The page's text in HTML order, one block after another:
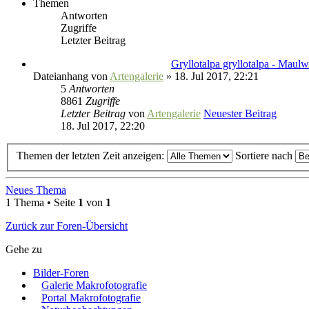
Themen
Antworten
Zugriffe
Letzter Beitrag
Gryllotalpa gryllotalpa -
Dateianhang von Artengalerie » 18. Jul 2017, 22:21
5 Antworten
8861 Zugriffe
Letzter Beitrag von Artengalerie Neuester Beitrag
18. Jul 2017, 22:20
Themen der letzten Zeit anzeigen: Sortiere nach
Neues Thema
1 Thema • Seite 1 von 1
Zurück zur Foren-Übersicht
Gehe zu
Bilder-Foren
Galerie Makrofotografie
Portal Makrofotografie